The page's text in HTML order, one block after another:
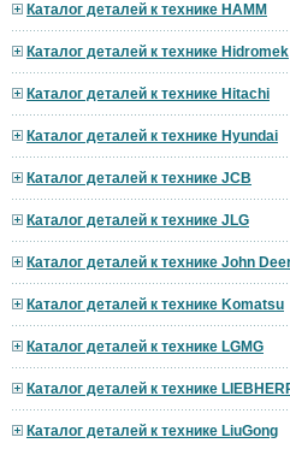
Каталог деталей к технике HAMM
Каталог деталей к технике Hidromek
Каталог деталей к технике Hitachi
Каталог деталей к технике Hyundai
Каталог деталей к технике JCB
Каталог деталей к технике JLG
Каталог деталей к технике John
Каталог деталей к технике Komatsu
Каталог деталей к технике LGMG
Каталог деталей к технике
Каталог деталей к технике LiuGong